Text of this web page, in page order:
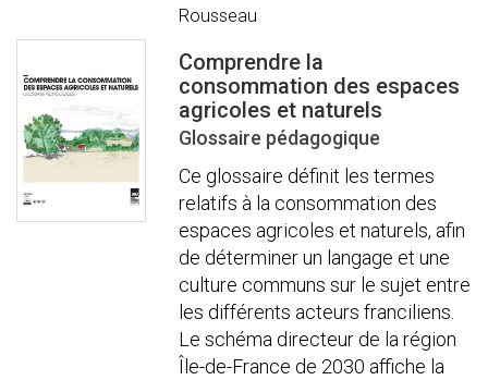
Rousseau
Comprendre la
consommation des espaces
agricoles et naturels
Glossaire pédagogique
Ce glossaire définit les termes
relatifs à la consommation des
espaces agricoles et naturels, afin
de déterminer un langage et une
culture communs sur le sujet entre
les différents acteurs franciliens.
Le schéma directeur de la région
Île-de-France de 2030 affiche la